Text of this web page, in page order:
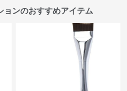
ョンのおすすめアイテム